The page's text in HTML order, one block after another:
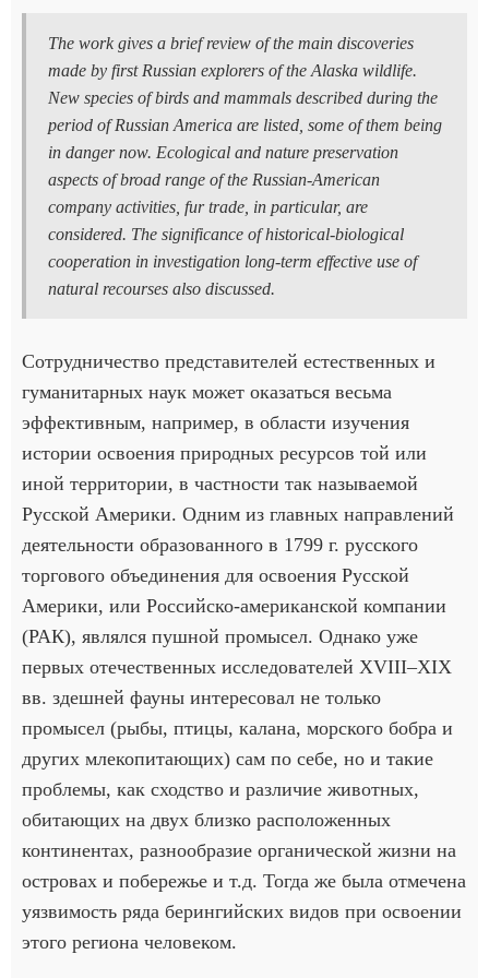
The work gives a brief review of the main discoveries
made by first Russian explorers of the Alaska wildlife.
New species of birds and mammals described during the
period of Russian America are listed, some of them being
in danger now. Ecological and nature preservation
aspects of broad range of the Russian-American
company activities, fur trade, in particular, are
considered. The significance of historical-biological
cooperation in investigation long-term effective use of
natural recourses also discussed.
Сотрудничество представителей естественных и
гуманитарных наук может оказаться весьма
эффективным, например, в области изучения
истории освоения природных ресурсов той или
иной территории, в частности так называемой
Русской Америки. Одним из главных направлений
деятельности образованного в 1799 г. русского
торгового объединения для освоения Русской
Америки, или Российско-американской компании
(РАК), являлся пушной промысел. Однако уже
первых отечественных исследователей XVIII–XIX
вв. здешней фауны интересовал не только
промысел (рыбы, птицы, калана, морского бобра и
других млекопитающих) сам по себе, но и такие
проблемы, как сходство и различие животных,
обитающих на двух близко расположенных
континентах, разнообразие органической жизни на
островах и побережье и т.д. Тогда же была отмечена
уязвимость ряда берингийских видов при освоении
этого региона человеком.